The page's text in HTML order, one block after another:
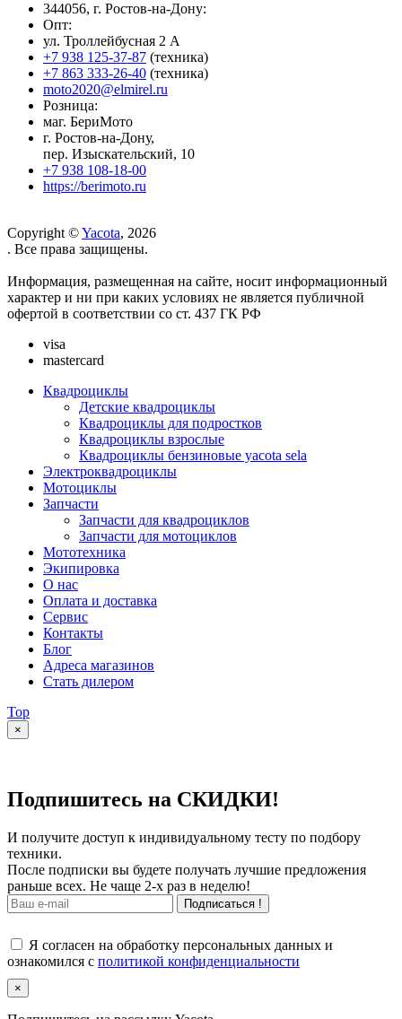
344056, г. Ростов-на-Дону:
Опт:
ул. Троллейбусная 2 А
+7 938 125-37-87 (техника)
+7 863 333-26-40 (техника)
moto2020@elmirel.ru
Розница:
маг. БериМото
г. Ростов-на-Дону,
пер. Изыскательский, 10
+7 938 108-18-00
https://berimoto.ru
Copyright ©Yacota, 2026
. Все права защищены.
Информация, размещенная на сайте, носит информационный
характер и ни при каких условиях не является публичной
офертой в соответствии со ст. 437 ГК РФ
visa
mastercard
Квадроциклы
Детские квадроциклы
Квадроциклы для подростков
Квадроциклы взрослые
Квадроциклы бензиновые yacota sela
Электроквадроциклы
Мотоциклы
Запчасти
Запчасти для квадроциклов
Запчасти для мотоциклов
Мототехника
Экипировка
О нас
Оплата и доставка
Сервис
Контакты
Блог
Адреса магазинов
Стать дилером
Top
×
Подпишитесь на СКИДКИ!
И получите доступ к индивидуальному тесту по подбору
техники.
После подписки вы будете получать лучшие предложения
раньше всех. Не чаще 2-х раз в неделю!
Подписаться !
Я согласен на обработку персональных данных и
ознакомился с политикой конфиденциальности
×